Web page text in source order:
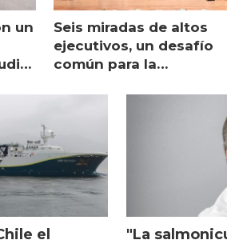
un
Seis miradas de altos
ejecutivos, un desafío
común para la
el
"La